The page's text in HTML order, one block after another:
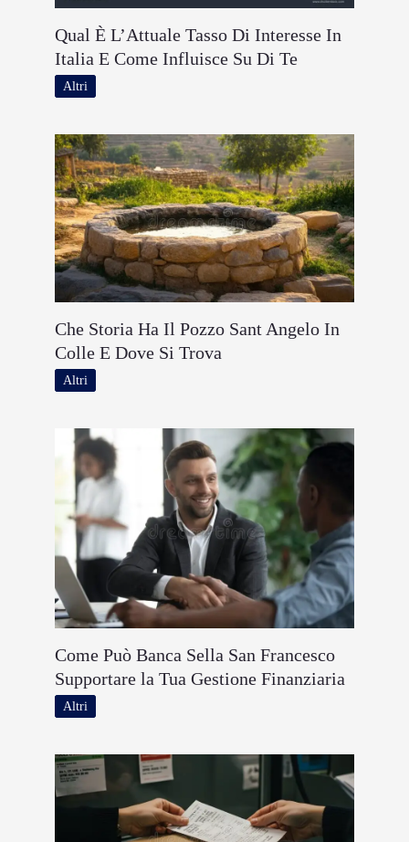
Qual È L’Attuale Tasso Di Interesse In
Italia E Come Influisce Su Di Te
Altri
Che Storia Ha Il Pozzo Sant Angelo In
Colle E Dove Si Trova
Altri
Come Può Banca Sella San Francesco
Supportare la Tua Gestione Finanziaria
Altri